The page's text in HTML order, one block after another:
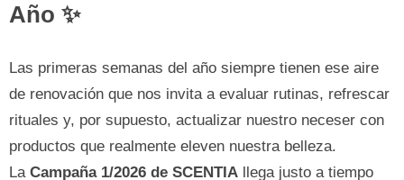
Año ✨
Las primeras semanas del año siempre tienen ese aire
de renovación que nos invita a evaluar rutinas, refrescar
rituales y, por supuesto, actualizar nuestro neceser con
productos que realmente eleven nuestra belleza.
La Campaña 1/2026 de SCENTIA llega justo a tiempo